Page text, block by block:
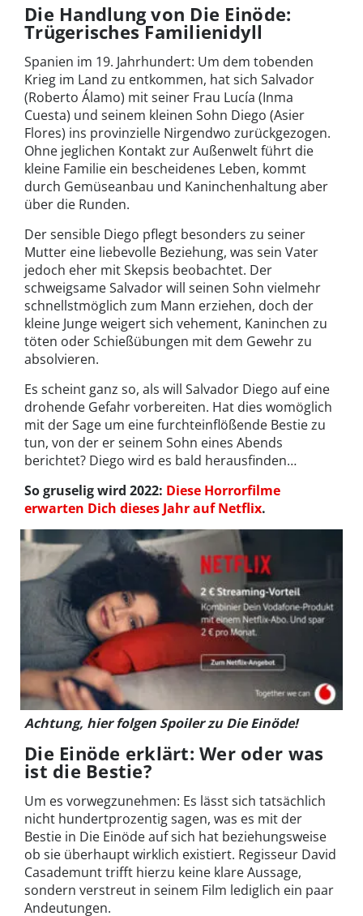
Die Handlung von Die Einöde:
Trügerisches Familienidyll
Spanien im 19. Jahrhundert: Um dem tobenden
Krieg im Land zu entkommen, hat sich Salvador
(Roberto Álamo) mit seiner Frau Lucía (Inma
Cuesta) und seinem kleinen Sohn Diego (Asier
Flores) ins provinzielle Nirgendwo zurückgezogen.
Ohne jeglichen Kontakt zur Außenwelt führt die
kleine Familie ein bescheidenes Leben, kommt
durch Gemüseanbau und Kaninchenhaltung aber
über die Runden.
Der sensible Diego pflegt besonders zu seiner
Mutter eine liebevolle Beziehung, was sein Vater
jedoch eher mit Skepsis beobachtet. Der
schweigsame Salvador will seinen Sohn vielmehr
schnellstmöglich zum Mann erziehen, doch der
kleine Junge weigert sich vehement, Kaninchen zu
töten oder Schießübungen mit dem Gewehr zu
absolvieren.
Es scheint ganz so, als will Salvador Diego auf eine
drohende Gefahr vorbereiten. Hat dies womöglich
mit der Sage um eine furchteinflößende Bestie zu
tun, von der er seinem Sohn eines Abends
berichtet? Diego wird es bald herausfinden…
So gruselig wird 2022: Diese Horrorfilme
erwarten Dich dieses Jahr auf Netflix.
Achtung, hier folgen Spoiler zu Die Einöde!
Die Einöde erklärt: Wer oder was
ist die Bestie?
Um es vorwegzunehmen: Es lässt sich tatsächlich
nicht hundertprozentig sagen, was es mit der
Bestie in Die Einöde auf sich hat beziehungsweise
ob sie überhaupt wirklich existiert. Regisseur David
Casademunt trifft hierzu keine klare Aussage,
sondern verstreut in seinem Film lediglich ein paar
Andeutungen.